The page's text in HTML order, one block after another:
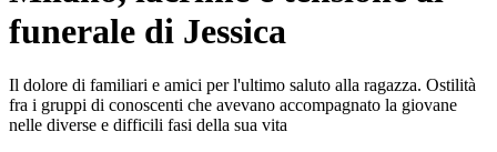
funerale di Jessica
Il dolore di familiari e amici per l'ultimo saluto alla ragazza. Ostilità
fra i gruppi di conoscenti che avevano accompagnato la giovane
nelle diverse e difficili fasi della sua vita